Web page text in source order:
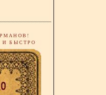
И БЫСТРО